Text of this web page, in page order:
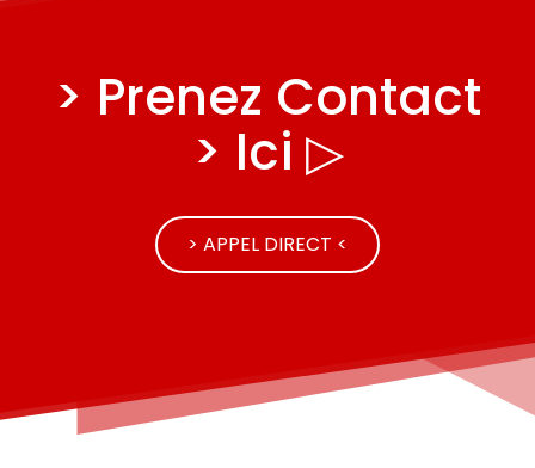
> Prenez Contact
> Ici ▷
> APPEL DIRECT <